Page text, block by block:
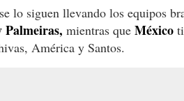
lo siguen llevando los equipos
Palmeiras, mientras que México
América y Santos.